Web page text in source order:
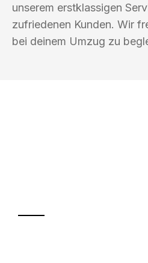
unserem erstklassigen
zufriedenen Kunden. Wir
bei deinem Umzug zu